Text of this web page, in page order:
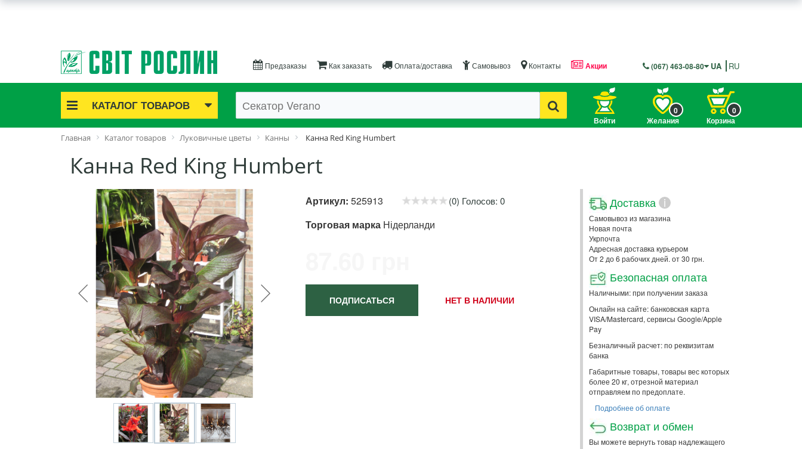
Предзаказы Как заказать Оплата/доставка Самовывоз Контакты Акции (067) 463-08-80 UA RU
КАТАЛОГ ТОВАРОВ
Акционные товары
Саженцы роз
Лук и чеснок
Семенной картофель
Семена и рассада
Саженцы декоративные
Средства защиты растений
Удобрения
Для комнатных растений
Для ландшафтного дизайна
Для полива
Инструменты и инвентарь
Виноделие
Пчеловодство
Садовые фигуры
Мицелий грибов
Товары для дома
Теплицы и укрывной материал
Войти Желания
0
Корзина
0
Главная Каталог товаров Луковичные цветы Канны Канна Red King Humbert
Канна Red King Humbert
Артикул: 525913 (0) Голосов: 0
Торговая марка Нідерланди
ПОДПИСАТЬСЯ НЕТ В НАЛИЧИИ
Доставка i
Самовывоз из магазина
Новая почта
Укрпочта
Адресная доставка курьером
От 2 до 6 рабочих дней. от 30 грн.
Безопасная оплата
Наличными: при получении заказа
Онлайн на сайте: банковская карта
VISA/Mastercard, сервисы Google/Apple
Pay
Безналичный расчет: по реквизитам
банка
Габаритные товары, товары вес которых
более 20 кг, отрезной материал
отправляем по предоплате.
Подробнее об оплате
Возврат и обмен
Вы можете вернуть товар надлежащего